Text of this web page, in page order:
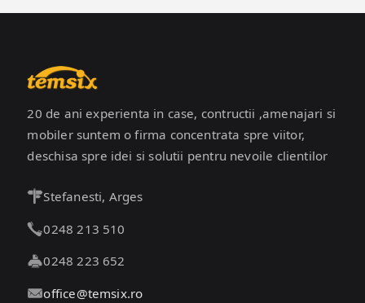
20 de ani experienta in case, contructii ,amenajari si
mobiler suntem o firma concentrata spre viitor,
deschisa spre idei si solutii pentru nevoile clientilor
Stefanesti, Arges
0248 213 510
0248 223 652
office@temsix.ro